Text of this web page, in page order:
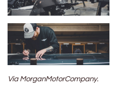
Via MorganMotorCompany.